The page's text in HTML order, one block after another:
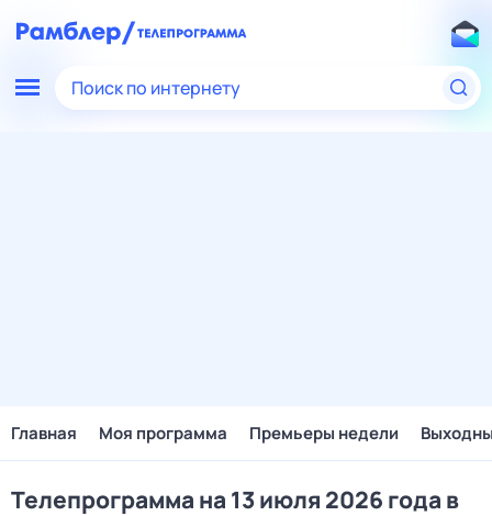
Поиск по интернету
Главная Моя программа Премьеры недели
Телепрограмма на 13 июля 2026 года в